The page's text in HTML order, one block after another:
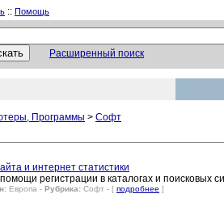
:: Помощь
Расширенный поиск
Программы > Софт
и интернет статистики
регистрации в каталогах и поисковых
Европа - Рубрика: Софт - [ подробнее ]